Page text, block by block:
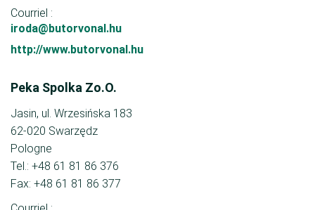
Courriel :
iroda@butorvonal.hu
http://www.butorvonal.hu
Peka Spolka Zo.O.
Jasin, ul. Wrzesińska 183
62-020 Swarzędz
Pologne
Tel.: +48 61 81 86 376
Fax: +48 61 81 86 377